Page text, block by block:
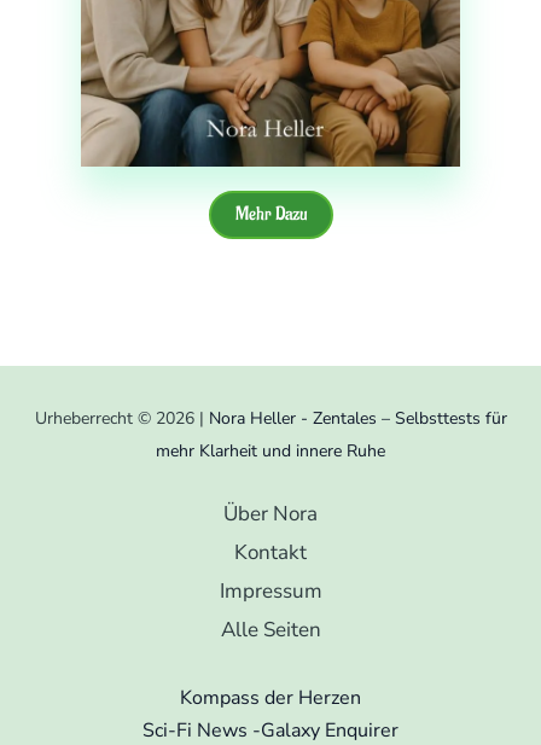
Mehr Dazu
Urheberrecht © 2026 | Nora Heller - Zentales – Selbsttests für
mehr Klarheit und innere Ruhe
Über Nora
Kontakt
Impressum
Alle Seiten
Kompass der Herzen
Sci-Fi News -Galaxy Enquirer